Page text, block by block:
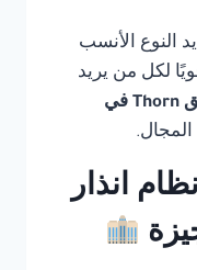
النوع الأنسب
لكل من يريد
صيانة نظام انذار حريق Thorn في
انذار